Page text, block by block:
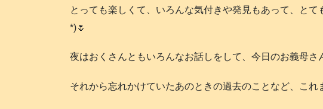
とっても楽しくて、いろんな気付きや発見もあって、とて
*)🌷
夜はおくさんともいろんなお話しをして、今日のお義母さ
それから忘れかけていたあのときの過去のことなど、これ